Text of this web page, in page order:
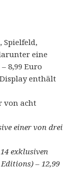
Spielfeld,
eine
8,99 Euro
enthält
von acht
einer von drei
exklusiven
– 12,99